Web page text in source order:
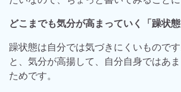
どこまでも気分が高まっていく「躁状
躁状態は自分では気づきにくいもので
と、気分が高揚して、自分自身ではあ
ためです。